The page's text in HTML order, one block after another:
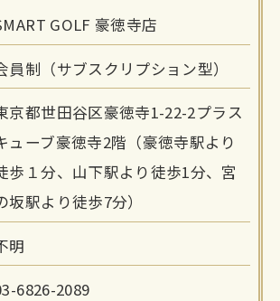
GOLF 豪徳寺店
員制（サブスクリプション型）
京都世田谷区豪徳寺1-22-2プラス
ューブ豪徳寺2階（豪徳寺駅より
歩１分、山下駅より徒歩1分、宮
坂駅より徒歩7分）
明
6826-2089